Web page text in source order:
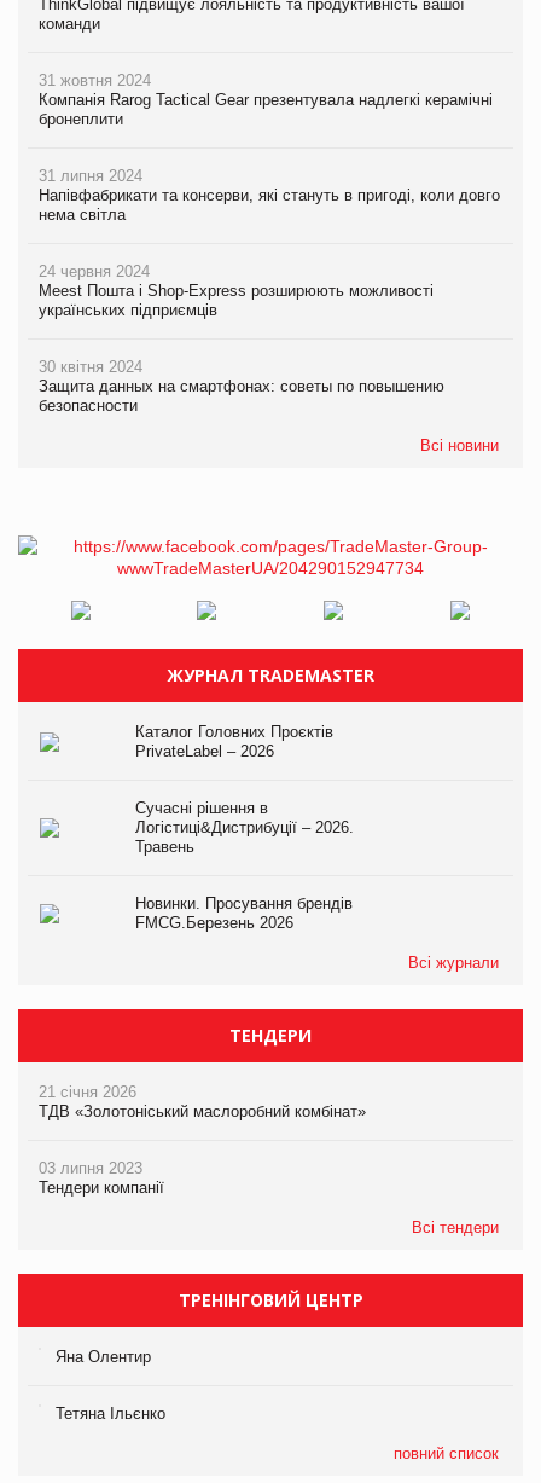
ThinkGlobal підвищує лояльність та продуктивність вашої
команди
31 жовтня 2024
Компанія Rarog Tactical Gear презентувала надлегкі керамічні
бронеплити
31 липня 2024
Напівфабрикати та консерви, які стануть в пригоді, коли довго
нема світла
24 червня 2024
Meest Пошта і Shop-Express розширюють можливості
українських підприємців
30 квітня 2024
Защита данных на смартфонах: советы по повышению
безопасности
Всі новини
ЖУРНАЛ TRADEMASTER
Каталог Головних Проєктів
PrivateLabel – 2026
Сучасні рішення в
Логістиці&Дистрибуції – 2026.
Травень
Новинки. Просування брендів
FMCG.Березень 2026
Всі журнали
ТЕНДЕРИ
21 січня 2026
ТДВ «Золотоніський маслоробний комбінат»
03 липня 2023
Тендери компанії
Всі тендери
ТРЕНІНГОВИЙ ЦЕНТР
Яна Олентир
Тетяна Ільєнко
повний список